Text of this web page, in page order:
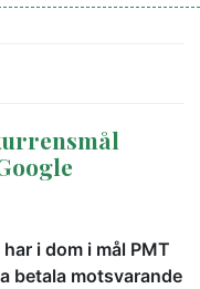
i dom i mål PMT
betala motsvarande